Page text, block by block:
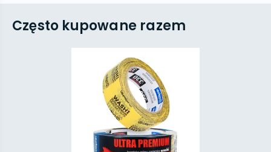
Często kupowane razem